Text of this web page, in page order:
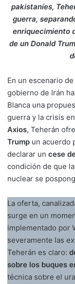
pakistaníes,
guerra,
enriquecimiento
de un Donald
En un escenario
gobierno de Irán
Blanca una
guerra y la crisis
Axios, Teherán
Trump un acuerdo
declarar un cese
condición de que
nuclear se
La oferta,
surge en un
implementado por
severamente las
Teherán es claro:
sobre los buques
técnica sobre el